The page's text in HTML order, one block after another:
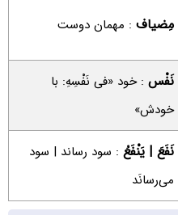
مِضیاف : مهمان دوست
نَفْس : خود «فی نَفْسِهِ: با
خودش»
نَفَعَ | یَنْفَعُ : سود رساند | سود
می‌رسانَد